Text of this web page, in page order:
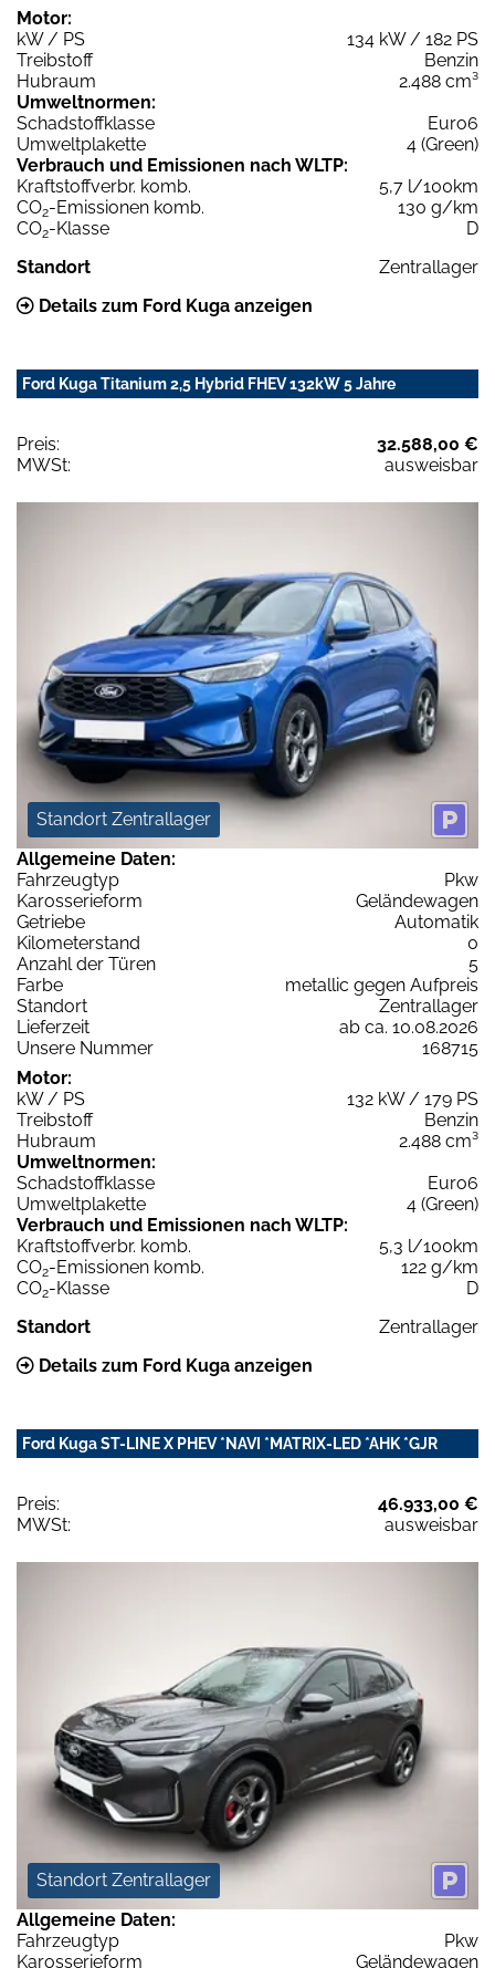
Motor:
kW / PS
134 kW / 182 PS
Treibstoff
Benzin
Hubraum
2.488 cm³
Umweltnormen:
Schadstoffklasse
Euro6
Umweltplakette
4 (Green)
Verbrauch und Emissionen nach WLTP:
Kraftstoffverbr. komb.
5,7 l/100km
CO2-Emissionen komb.
130 g/km
CO2-Klasse
D
Standort
Zentrallager
Details zum Ford Kuga anzeigen
Ford Kuga Titanium 2,5 Hybrid FHEV 132kW 5 Jahre
Preis:
32.588,00 €
MWSt:
ausweisbar
Standort Zentrallager
Allgemeine Daten:
Fahrzeugtyp
Pkw
Karosserieform
Geländewagen
Getriebe
Automatik
Kilometerstand
0
Anzahl der Türen
5
Farbe
metallic gegen Aufpreis
Standort
Zentrallager
Lieferzeit
ab ca. 10.08.2026
Unsere Nummer
168715
Motor:
kW / PS
132 kW / 179 PS
Treibstoff
Benzin
Hubraum
2.488 cm³
Umweltnormen:
Schadstoffklasse
Euro6
Umweltplakette
4 (Green)
Verbrauch und Emissionen nach WLTP:
Kraftstoffverbr. komb.
5,3 l/100km
CO2-Emissionen komb.
122 g/km
CO2-Klasse
D
Standort
Zentrallager
Details zum Ford Kuga anzeigen
Ford Kuga ST-LINE X PHEV *NAVI *MATRIX-LED *AHK *GJR
Preis:
46.933,00 €
MWSt:
ausweisbar
Standort Zentrallager
Allgemeine Daten:
Fahrzeugtyp
Pkw
Karosserieform
Geländewagen